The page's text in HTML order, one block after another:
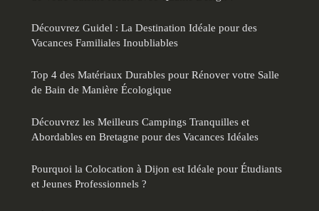
Découvrez Guidel : La Destination Idéale pour des
Vacances Familiales Inoubliables
Top 4 des Matériaux Durables pour Rénover votre Salle
de Bain de Manière Écologique
Découvrez les Meilleurs Campings Tranquilles et
Abordables en Bretagne pour des Vacances Idéales
Pourquoi la Colocation à Dijon est Idéale pour Étudiants
et Jeunes Professionnels ?